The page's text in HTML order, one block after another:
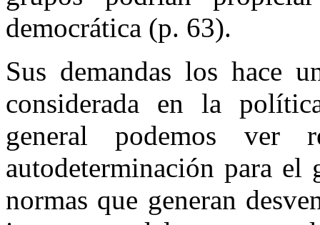
democrática (p. 63).
Sus demandas los hace
considerada en la
general podemos ver
autodeterminación para el
normas que generan